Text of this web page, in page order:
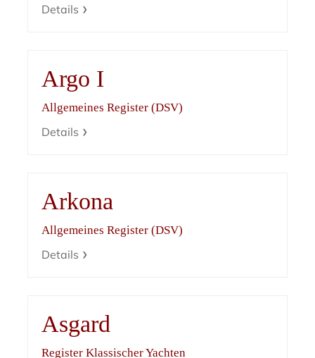
Details
Argo I
Allgemeines Register (DSV)
Details
Arkona
Allgemeines Register (DSV)
Details
Asgard
Register Klassischer Yachten